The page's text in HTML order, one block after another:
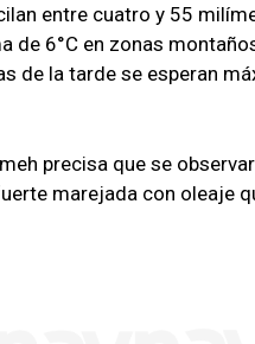
entre cuatro y 55
de 6°C en zonas
de la tarde se esperan
precisa que se
marejada con oleaje